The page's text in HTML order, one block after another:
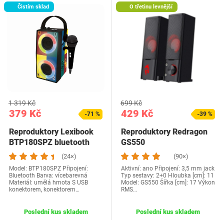
Čistím sklad
379 Kč
1 319 Kč
-71 %
Reproduktory Lexibook
BTP180SPZ bluetooth
(24×)
Model: BTP180SPZ Připojení:
Bluetooth Barva: vícebarevná
Materiál: umělá hmota S USB
konektorem, konektorem…
Poslední kus skladem
O třetinu levnější
429 Kč
699 Kč
-39 %
Reproduktory Redragon
GS550
(90×)
Aktivní: ano Připojení: 3,5 mm jack
Typ sestavy: 2+0 Hloubka [cm]: 11
Model: GS550 Šířka [cm]: 17 Výkon
RMS…
Poslední kus skladem